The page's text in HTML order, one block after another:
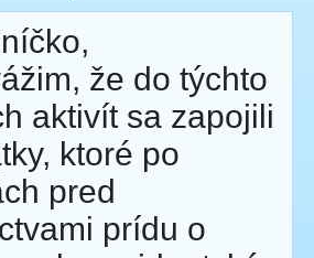
že do týchto
aktivít sa zapojili
ktoré po
pred
prídu o